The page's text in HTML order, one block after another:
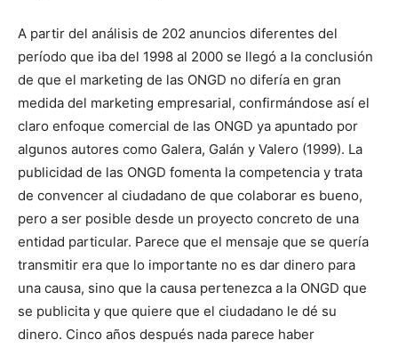
A partir del análisis de 202 anuncios diferentes del
período que iba del 1998 al 2000 se llegó a la conclusión
de que el marketing de las ONGD no difería en gran
medida del marketing empresarial, confirmándose así el
claro enfoque comercial de las ONGD ya apuntado por
algunos autores como Galera, Galán y Valero (1999). La
publicidad de las ONGD fomenta la competencia y trata
de convencer al ciudadano de que colaborar es bueno,
pero a ser posible desde un proyecto concreto de una
entidad particular. Parece que el mensaje que se quería
transmitir era que lo importante no es dar dinero para
una causa, sino que la causa pertenezca a la ONGD que
se publicita y que quiere que el ciudadano le dé su
dinero. Cinco años después nada parece haber